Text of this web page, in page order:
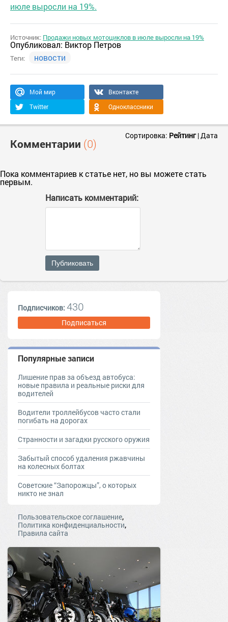
июле выросли на 19%.
Источник: Продажи новых мотоциклов в июле выросли на 19%
Опубликовал: Виктор Петров
Теги: новости
Мой мир
Вконтакте
Twitter
Одноклассники
Комментарии (0)
Сортировка: Рейтинг|Дата
Пока комментариев к статье нет, но вы можете стать
первым.
Написать комментарий:
Публиковать
Подписчиков: 430
Подписаться
Популярные записи
Лишение прав за объезд автобуса:
новые правила и реальные риски для
водителей
Водители троллейбусов часто стали
погибать на дорогах
Странности и загадки русского оружия
Забытый способ удаления ржавчины
на колесных болтах
Советские “Запорожцы”, о которых
никто не знал
Пользовательское соглашение,
Политика конфиденциальности,
Правила сайта